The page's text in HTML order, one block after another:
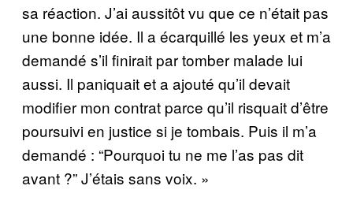
sa réaction. J’ai aussitôt vu que ce n’était pas
une bonne idée. Il a écarquillé les yeux et m’a
demandé s’il finirait par tomber malade lui
aussi. Il paniquait et a ajouté qu’il devait
modifier mon contrat parce qu’il risquait d’être
poursuivi en justice si je tombais. Puis il m’a
demandé : “Pourquoi tu ne me l’as pas dit
avant ?” J’étais sans voix. »